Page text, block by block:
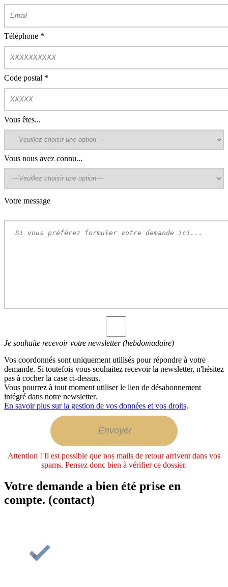
Téléphone *
Code postal *
Vous êtes...
Vous nous avez connu...
Votre message
Je souhaite recevoir votre newsletter (hebdomadaire)
Vos coordonnés sont uniquement utilisés pour répondre à votre
demande. Si toutefois vous souhaitez recevoir la newsletter, n'hésitez
pas à cocher la case ci-dessus.
Vous pourrez à tout moment utiliser le lien de désabonnement
intégré dans notre newsletter.
En savoir plus sur la gestion de vos données et vos droits.
Attention ! Il est possible que nos mails de retour arrivent dans vos
spams. Pensez donc bien à vérifier ce dossier.
Votre demande a bien été prise en
compte. (contact)